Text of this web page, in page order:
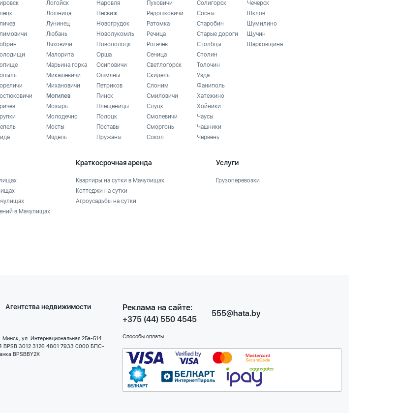
Логойск
Лошница
Лунинец
Любань
Ляховичи
Малорита
Марьина горка
Микашевичи
Михановичи
Могилев
Мозырь
Молодечно
Мосты
Мядель
Наровля
Несвиж
Новогрудок
Новолукомль
Новополоцк
Орша
Осиповичи
Ошмяны
Петриков
Пинск
Плещеницы
Полоцк
Поставы
Пружаны
Пуховичи
Радошковичи
Ратомка
Речица
Рогачев
Сеница
Светлогорск
Скидель
Слоним
Смиловичи
Слуцк
Смолевичи
Сморгонь
Сокол
Солигорск
Сосны
Старобин
Старые дороги
Столбцы
Столин
Толочин
Узда
Фаниполь
Хатежино
Хойники
Чаусы
Чашники
Червень
Чечерск
Шклов
Шумилино
Щучин
Шарковщина
в Мачулищах
Краткосрочная аренда
Квартиры на сутки в Мачулищах
Коттеджи на сутки
Агроусадьбы на сутки
Услуги
Грузоперевозки
Агентства недвижимости
ул. Интернациональная 25а-514
BPSB 3012 3126 4801 7933 0000 БПС-
BPSBBY2X
Реклама на сайте:
+375 (44) 550 4545
555@hata.by
Способы оплаты